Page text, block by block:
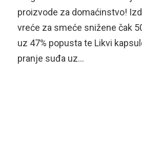
proizvode za domaćinstvo!
vreće za smeće snižene čak
uz 47% popusta te Likvi
pranje suđa uz…